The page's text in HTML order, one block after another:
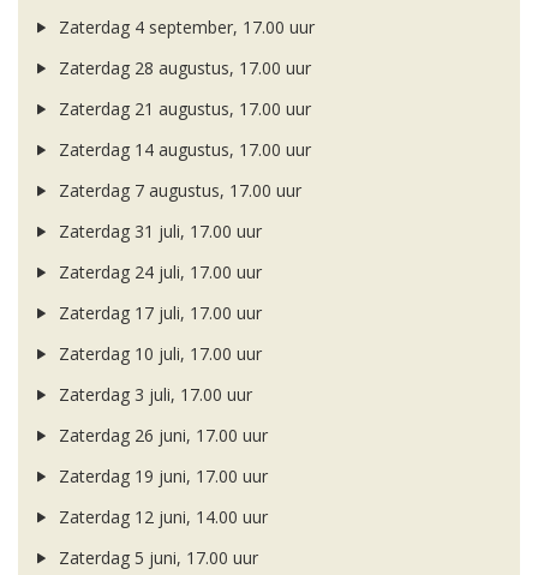
Zaterdag 4 september, 17.00 uur
Zaterdag 28 augustus, 17.00 uur
Zaterdag 21 augustus, 17.00 uur
Zaterdag 14 augustus, 17.00 uur
Zaterdag 7 augustus, 17.00 uur
Zaterdag 31 juli, 17.00 uur
Zaterdag 24 juli, 17.00 uur
Zaterdag 17 juli, 17.00 uur
Zaterdag 10 juli, 17.00 uur
Zaterdag 3 juli, 17.00 uur
Zaterdag 26 juni, 17.00 uur
Zaterdag 19 juni, 17.00 uur
Zaterdag 12 juni, 14.00 uur
Zaterdag 5 juni, 17.00 uur